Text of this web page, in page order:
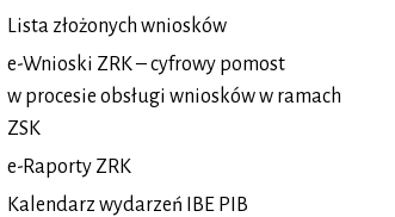
Lista złożonych wniosków
e-Wnioski ZRK – cyfrowy pomost
w procesie obsługi wniosków w ramach
ZSK
e-Raporty ZRK
Kalendarz wydarzeń IBE PIB